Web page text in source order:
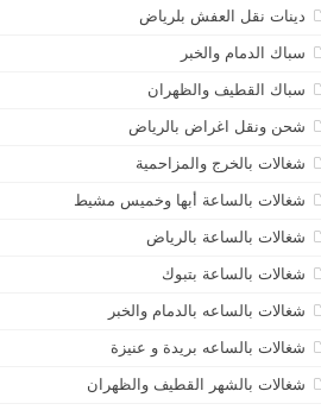
دينات نقل العفش بلرياض
سباك الدمام والخبر
سباك القطيف والظهران
شحن ونقل اغراض بالرياض
شغالات بالخرج والمزاحمية
شغالات بالساعة أبها وخميس مشيط
شغالات بالساعة بالرياض
شغالات بالساعة بتبوك
شغالات بالساعه بالدمام والخبر
شغالات بالساعه بريدة و عنيزة
شغالات بالشهر القطيف والظهران